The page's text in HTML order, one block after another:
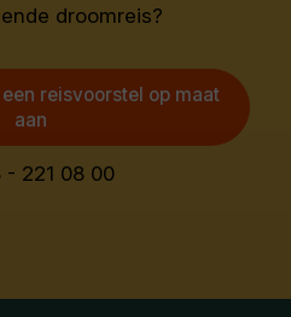
droomreis?
reisvoorstel op maat
aan
- 221 08 00